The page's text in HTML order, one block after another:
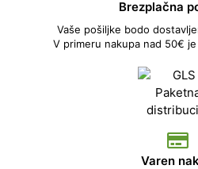
Brezplačna
Vaše pošiljke bodo
V primeru nakupa nad 50€
Varen